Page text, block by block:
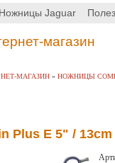
Ножницы Jaguar
магазин
МАГАЗИН » НОЖНИЦЫ
Plus E 5" / 13cm